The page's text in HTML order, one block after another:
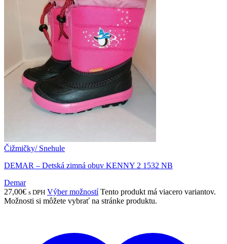
Čižmičky/ Snehule
DEMAR – Detská zimná obuv KENNY 2 1532 NB
Demar
27,00€ s DPH Výber možností Tento produkt má viacero variantov.
Možnosti si môžete vybrať na stránke produktu.